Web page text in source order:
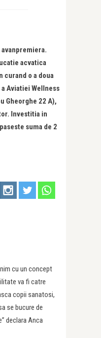
avanpremiera.
acvatica
curand o a doua
Aviatiei Wellness
Gheorghe 22 A),
Investitia in
suma de 2
cu un concept
va fi catre
copii sanatosi,
se bucure de
declara Anca